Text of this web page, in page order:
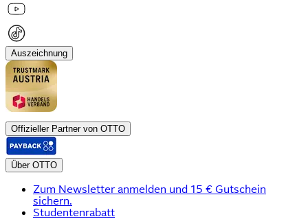
Auszeichnung
Offizieller Partner von OTTO
Über OTTO
Zum Newsletter anmelden und 15 € Gutschein
sichern.
Studentenrabatt